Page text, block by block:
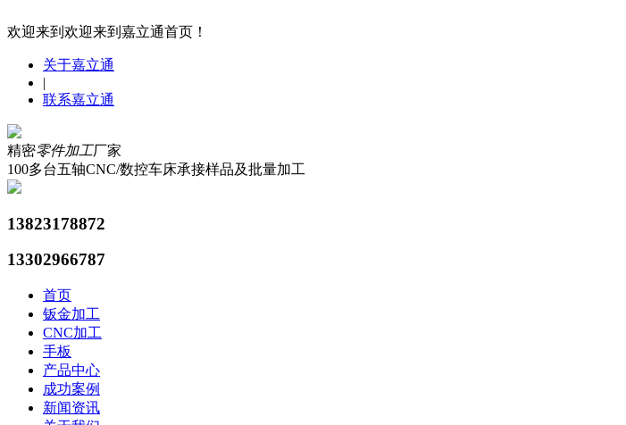
欢迎来到欢迎来到嘉立通首页！
关于嘉立通
|
联系嘉立通
精密零件加工厂家
100多台五轴CNC/数控车床承接样品及批量加工
13823178872
13302966787
首页
钣金加工
CNC加工
手板
产品中心
成功案例
新闻资讯